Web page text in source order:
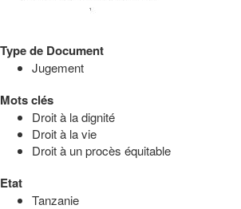
Type de Document
Jugement
Mots clés
Droit à la dignité
Droit à la vie
Droit à un procès équitable
Etat
Tanzanie